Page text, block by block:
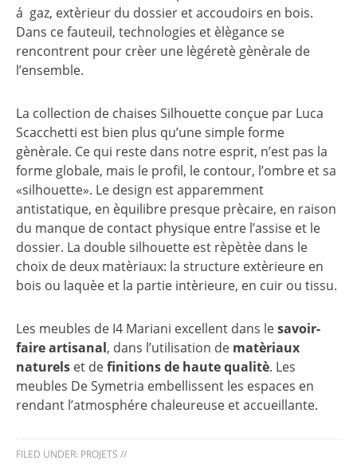
á gaz, extèrieur du dossier et accoudoirs en bois.
Dans ce fauteuil, technologies et èlègance se
rencontrent pour crèer une lègéretè gènèrale de
l’ensemble.
La collection de chaises Silhouette conçue par Luca
Scacchetti est bien plus qu’une simple forme
gènèrale. Ce qui reste dans notre esprit, n’est pas la
forme globale, mais le profil, le contour, l’ombre et sa
«silhouette». Le design est apparemment
antistatique, en èquilibre presque prècaire, en raison
du manque de contact physique entre l’assise et le
dossier. La double silhouette est rèpètèe dans le
choix de deux matèriaux: la structure extèrieure en
bois ou laquèe et la partie intèrieure, en cuir ou tissu.
Les meubles de I4 Mariani excellent dans lesavoir-
faire artisanal, dans l’utilisation de matèriaux
naturels et definitions de haute qualitè. Les
meubles De Symetria embellissent les espaces en
rendant l’atmosphére chaleureuse et accueillante.
FILED UNDER: PROJETS //